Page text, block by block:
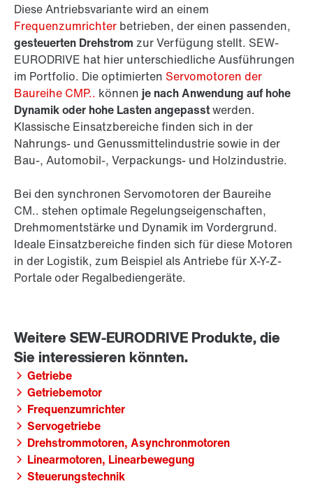
Diese Antriebsvariante wird an einem
Frequenzumrichter betrieben, der einen passenden,
gesteuerten Drehstrom zur Verfügung stellt. SEW-
EURODRIVE hat hier unterschiedliche Ausführungen
im Portfolio. Die optimierten Servomotoren der
Baureihe CMP.. können je nach Anwendung auf hohe
Dynamik oder hohe Lasten angepasstwerden.
Klassische Einsatzbereiche finden sich in der
Nahrungs- und Genussmittelindustrie sowie in der
Bau-, Automobil-, Verpackungs- und Holzindustrie.
Bei den synchronen Servomotoren der Baureihe
CM.. stehen optimale Regelungseigenschaften,
Drehmomentstärke und Dynamik im Vordergrund.
Ideale Einsatzbereiche finden sich für diese Motoren
in der Logistik, zum Beispiel als Antriebe für X-Y-Z-
Portale oder Regalbediengeräte.
Getriebe
Getriebemotor
Frequenzumrichter
Servogetriebe
Drehstrommotoren, Asynchronmotoren
Linearmotoren, Linearbewegung
Steuerungstechnik